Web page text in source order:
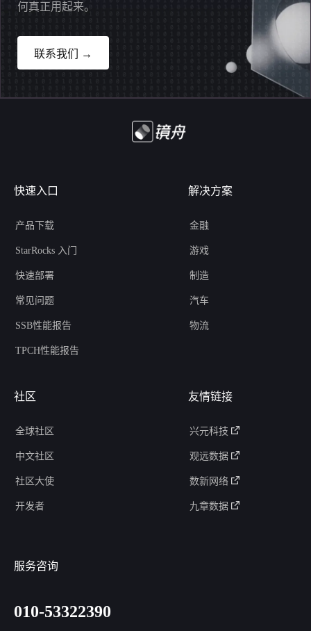
何真正用起来。
联系我们 →
快速入口
产品下载
StarRocks 入门
快速部署
常见问题
SSB性能报告
TPCH性能报告
解决方案
金融
游戏
制造
汽车
物流
社区
全球社区
中文社区
社区大使
开发者
友情链接
兴元科技
观远数据
数新网络
九章数据
服务咨询
010-53322390